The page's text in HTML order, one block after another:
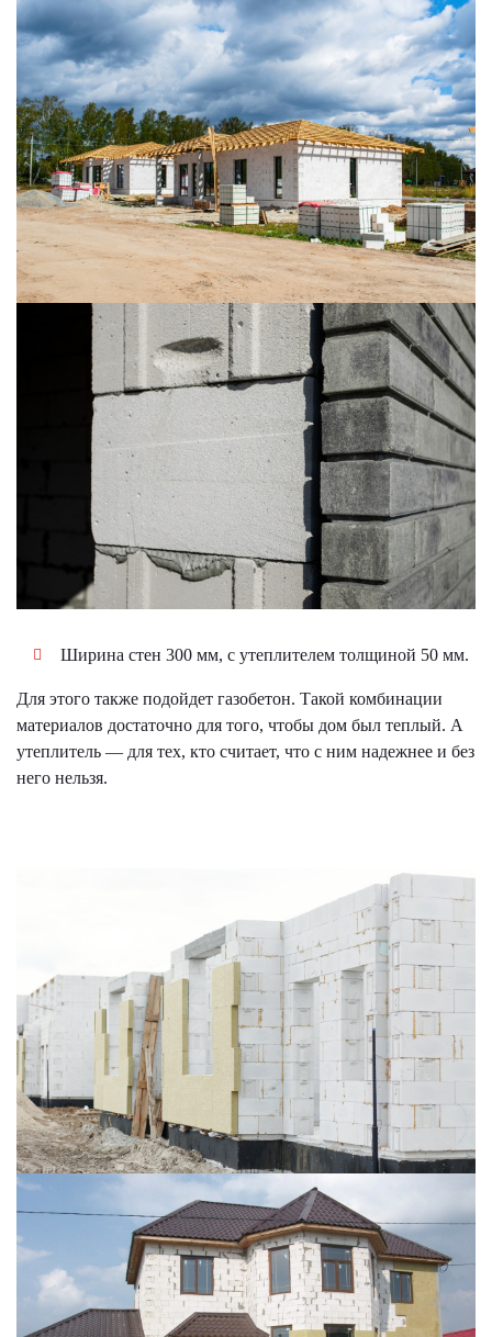
Ширина стен 300 мм, с утеплителем толщиной 50 мм.
Для этого также подойдет газобетон. Такой комбинации
материалов достаточно для того, чтобы дом был теплый. А
утеплитель — для тех, кто считает, что с ним надежнее и без
него нельзя.